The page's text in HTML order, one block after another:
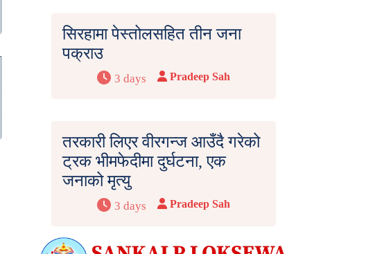
सिरहामा पेस्तोलसहित तीन जना
पक्राउ
3 days Pradeep Sah
तरकारी लिएर वीरगन्ज आउँदै गरेको
ट्रक भीमफेदीमा दुर्घटना, एक
जनाको मृत्यु
3 days Pradeep Sah